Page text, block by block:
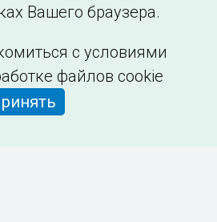
Вашего браузера.
с условиями
файлов cookie